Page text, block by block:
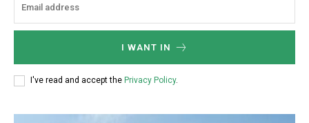
I WANT IN
I've read and accept the Privacy Policy.